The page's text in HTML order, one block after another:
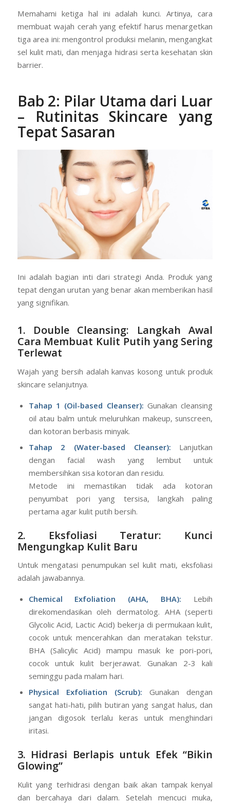
Memahami ketiga hal ini adalah kunci. Artinya, cara
membuat wajah cerah yang efektif harus menargetkan
tiga area ini: mengontrol produksi melanin, mengangkat
sel kulit mati, dan menjaga hidrasi serta kesehatan skin
barrier.
Bab 2: Pilar Utama dari Luar
– Rutinitas Skincare yang
Tepat Sasaran
Ini adalah bagian inti dari strategi Anda. Produk yang
tepat dengan urutan yang benar akan memberikan hasil
yang signifikan.
1. Double Cleansing: Langkah Awal
Cara Membuat Kulit Putih yang Sering
Terlewat
Wajah yang bersih adalah kanvas kosong untuk produk
skincare selanjutnya.
Tahap 1 (Oil-based Cleanser): Gunakan cleansing
oil atau balm untuk meluruhkan makeup, sunscreen,
dan kotoran berbasis minyak.
Tahap 2 (Water-based Cleanser): Lanjutkan
dengan facial wash yang lembut untuk
membersihkan sisa kotoran dan residu.
Metode ini memastikan tidak ada kotoran
penyumbat pori yang tersisa, langkah paling
pertama agar kulit putih bersih.
2. Eksfoliasi Teratur: Kunci
Mengungkap Kulit Baru
Untuk mengatasi penumpukan sel kulit mati, eksfoliasi
adalah jawabannya.
Chemical Exfoliation (AHA, BHA): Lebih
direkomendasikan oleh dermatolog. AHA (seperti
Glycolic Acid, Lactic Acid) bekerja di permukaan kulit,
cocok untuk mencerahkan dan meratakan tekstur.
BHA (Salicylic Acid) mampu masuk ke pori-pori,
cocok untuk kulit berjerawat. Gunakan 2-3 kali
seminggu pada malam hari.
Physical Exfoliation (Scrub): Gunakan dengan
sangat hati-hati, pilih butiran yang sangat halus, dan
jangan digosok terlalu keras untuk menghindari
iritasi.
3. Hidrasi Berlapis untuk Efek “Bikin
Glowing”
Kulit yang terhidrasi dengan baik akan tampak kenyal
dan bercahaya dari dalam. Setelah mencuci muka,